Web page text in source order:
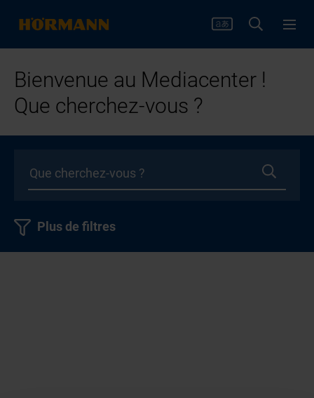
Bienvenue au Mediacenter !
Que cherchez-vous ?
Plus de filtres